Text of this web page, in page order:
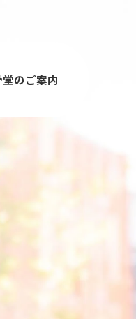
のご案内